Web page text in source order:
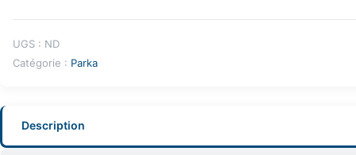
UGS : ND
Catégorie : Parka
Description